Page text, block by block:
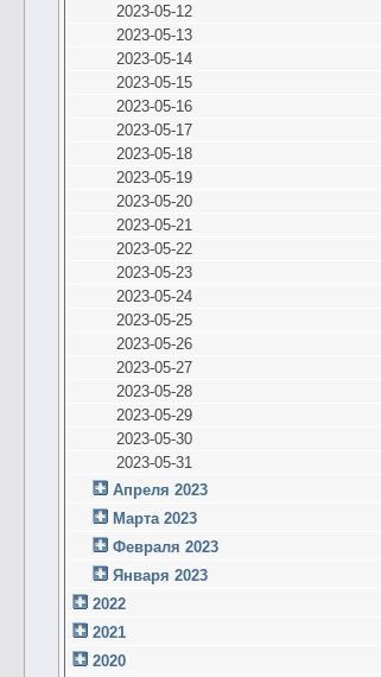
2023-05-12
2023-05-13
2023-05-14
2023-05-15
2023-05-16
2023-05-17
2023-05-18
2023-05-19
2023-05-20
2023-05-21
2023-05-22
2023-05-23
2023-05-24
2023-05-25
2023-05-26
2023-05-27
2023-05-28
2023-05-29
2023-05-30
2023-05-31
Апреля 2023
Марта 2023
Февраля 2023
Января 2023
2022
2021
2020